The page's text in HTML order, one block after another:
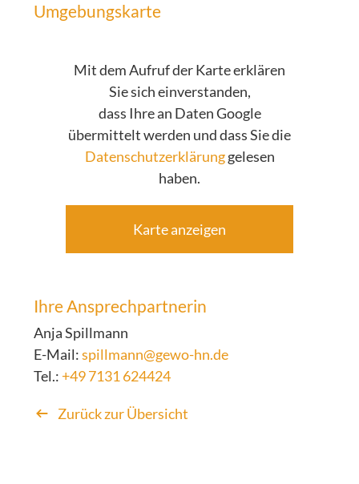
Umgebungskarte
Mit dem Aufruf der Karte erklären
Sie sich einverstanden,
dass Ihre an Daten Google
übermittelt werden und dass Sie die
Datenschutzerklärunggelesen
haben.
Karte anzeigen
Ihre Ansprechpartnerin
Anja Spillmann
E-Mail:spillmann@gewo-hn.de
Tel.: +49 7131 624424
Zurück zur Übersicht